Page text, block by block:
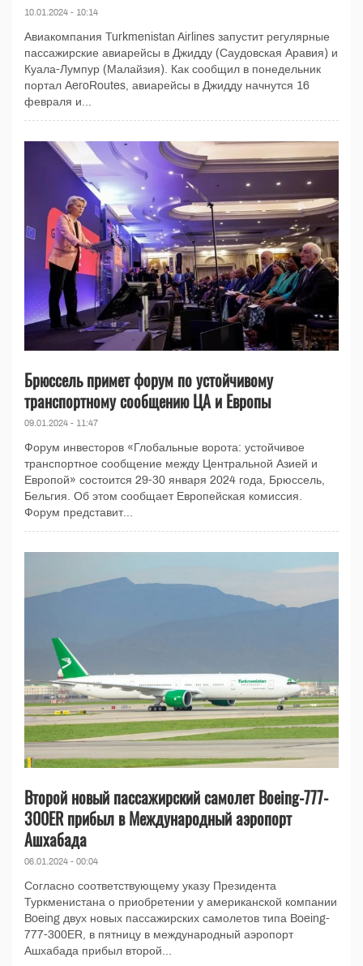
10.01.2024 - 10:14
Авиакомпания Turkmenistan Airlines запустит регулярные
пассажирские авиарейсы в Джидду (Саудовская Аравия) и
Куала-Лумпур (Малайзия). Как сообщил в понедельник
портал AeroRoutes, авиарейсы в Джидду начнутся 16
февраля и...
Брюссель примет форум по устойчивому
транспортному сообщению ЦА и Европы
09.01.2024 - 11:47
Форум инвесторов «Глобальные ворота: устойчивое
транспортное сообщение между Центральной Азией и
Европой» состоится 29-30 января 2024 года, Брюссель,
Бельгия. Об этом сообщает Европейская комиссия.
Форум представит...
Второй новый пассажирский самолет Boeing-777-
300ER прибыл в Международный аэропорт
Ашхабада
06.01.2024 - 00:04
Согласно соответствующему указу Президента
Туркменистана о приобретении у американской компании
Boeing двух новых пассажирских самолетов типа Boeing-
777-300ER, в пятницу в международный аэропорт
Ашхабада прибыл второй...